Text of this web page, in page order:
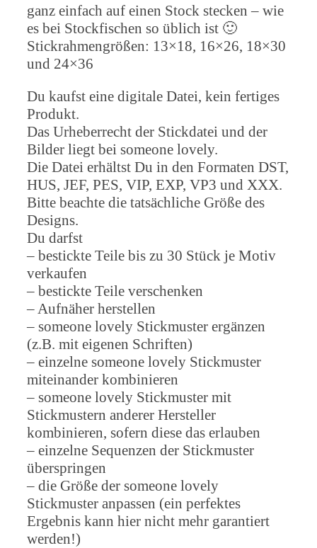
ganz einfach auf einen Stock stecken – wie
es bei Stockfischen so üblich ist 🙂
Stickrahmengrößen: 13×18, 16×26, 18×30
und 24×36
Du kaufst eine digitale Datei, kein fertiges
Produkt.
Das Urheberrecht der Stickdatei und der
Bilder liegt bei someone lovely.
Die Datei erhältst Du in den Formaten DST,
HUS, JEF, PES, VIP, EXP, VP3 und XXX.
Bitte beachte die tatsächliche Größe des
Designs.
Du darfst
– bestickte Teile bis zu 30 Stück je Motiv
verkaufen
– bestickte Teile verschenken
– Aufnäher herstellen
– someone lovely Stickmuster ergänzen
(z.B. mit eigenen Schriften)
– einzelne someone lovely Stickmuster
miteinander kombinieren
– someone lovely Stickmuster mit
Stickmustern anderer Hersteller
kombinieren, sofern diese das erlauben
– einzelne Sequenzen der Stickmuster
überspringen
– die Größe der someone lovely
Stickmuster anpassen (ein perfektes
Ergebnis kann hier nicht mehr garantiert
werden!)